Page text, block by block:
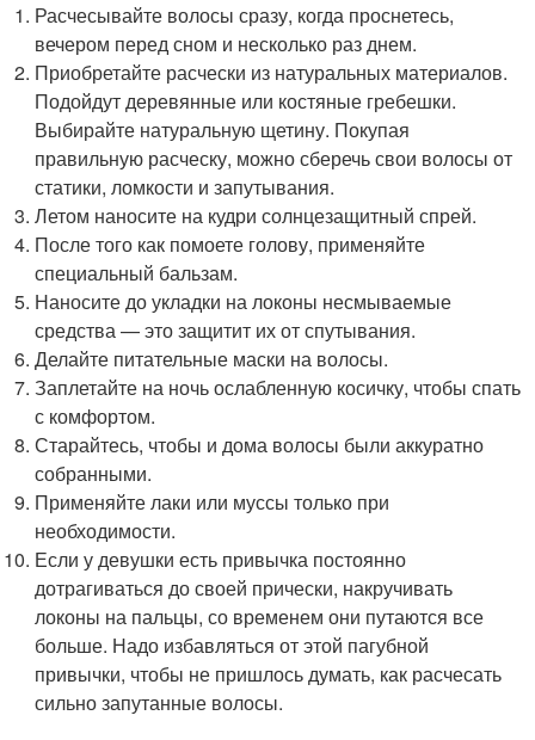
Расчесывайте волосы сразу, когда проснетесь,
вечером перед сном и несколько раз днем.
Приобретайте расчески из натуральных материалов.
Подойдут деревянные или костяные гребешки.
Выбирайте натуральную щетину. Покупая
правильную расческу, можно сберечь свои волосы от
статики, ломкости и запутывания.
Летом наносите на кудри солнцезащитный спрей.
После того как помоете голову, применяйте
специальный бальзам.
Наносите до укладки на локоны несмываемые
средства — это защитит их от спутывания.
Делайте питательные маски на волосы.
Заплетайте на ночь ослабленную косичку, чтобы спать
с комфортом.
Старайтесь, чтобы и дома волосы были аккуратно
собранными.
Применяйте лаки или муссы только при
необходимости.
Если у девушки есть привычка постоянно
дотрагиваться до своей прически, накручивать
локоны на пальцы, со временем они путаются все
больше. Надо избавляться от этой пагубной
привычки, чтобы не пришлось думать, как расчесать
сильно запутанные волосы.